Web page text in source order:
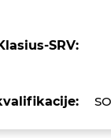
SRV: